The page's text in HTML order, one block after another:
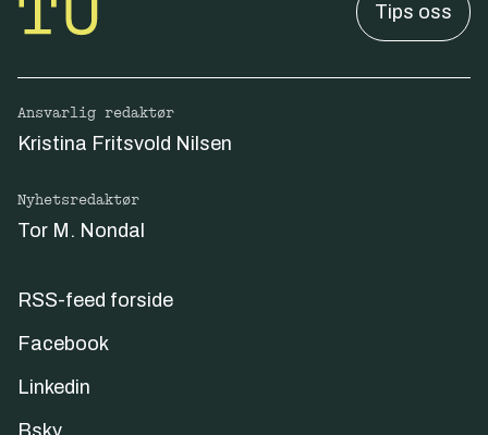
Tips oss
Ansvarlig redaktør
Kristina Fritsvold Nilsen
Nyhetsredaktør
Tor M. Nondal
RSS-feed forside
Facebook
Linkedin
Bsky